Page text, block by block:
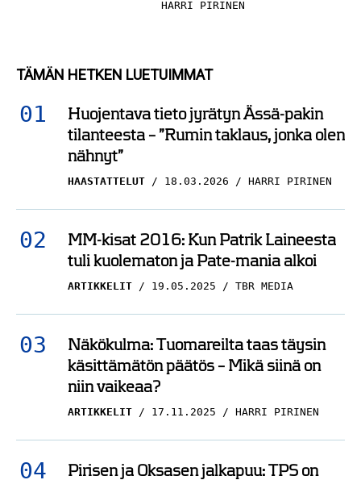
HARRI PIRINEN
TÄMÄN HETKEN LUETUIMMAT
Huojentava tieto jyrätyn Ässä-pakin
tilanteesta – ”Rumin taklaus, jonka olen
nähnyt”
HAASTATTELUT 18.03.2026 HARRI PIRINEN
MM-kisat 2016: Kun Patrik Laineesta
tuli kuolematon ja Pate-mania alkoi
ARTIKKELIT 19.05.2025 TBR MEDIA
Näkökulma: Tuomareilta taas täysin
käsittämätön päätös – Mikä siinä on
niin vaikeaa?
ARTIKKELIT 17.11.2025 HARRI PIRINEN
Pirisen ja Oksasen jalkapuu: TPS on